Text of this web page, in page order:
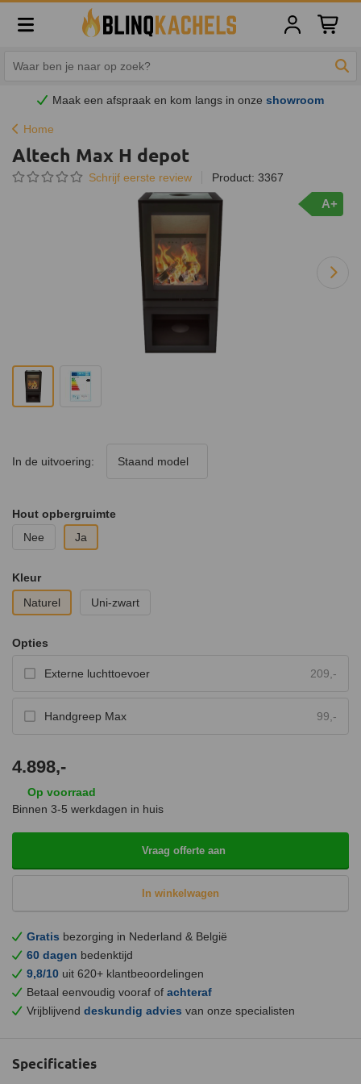
Maak een afspraak en kom langs in onzeshowroom
Home
Altech Max H depot
Schrijf eerste review Product: 3367
A+
In de uitvoering: Staand model
Hout opbergruimte
Nee
Ja
Kleur
Naturel
Uni-zwart
Opties
Externe luchttoevoer 209,-
Handgreep Max 99,-
4.898,-
Op voorraad
Binnen 3-5 werkdagen in huis
Vraag offerte aan
In winkelwagen
Gratis bezorging in Nederland & België
60 dagen bedenktijd
9,8/10 uit 620+ klantbeoordelingen
Betaal eenvoudig vooraf of achteraf
Vrijblijvend deskundig advies van onze specialisten
Specificaties